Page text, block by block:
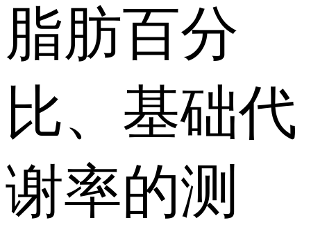
脂肪百分
比、基础代
谢率的测